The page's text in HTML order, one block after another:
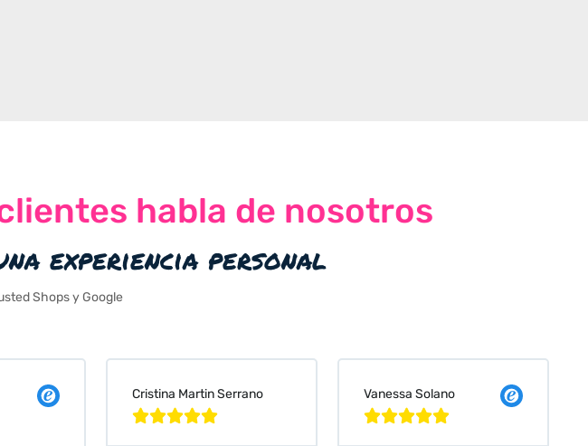
habla de nosotros
experiencia personal
Shops y Google
Vanessa Solano

Judit Bonet Pardell
